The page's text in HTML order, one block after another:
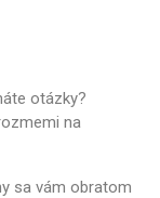
otázky?
na
sa vám obratom